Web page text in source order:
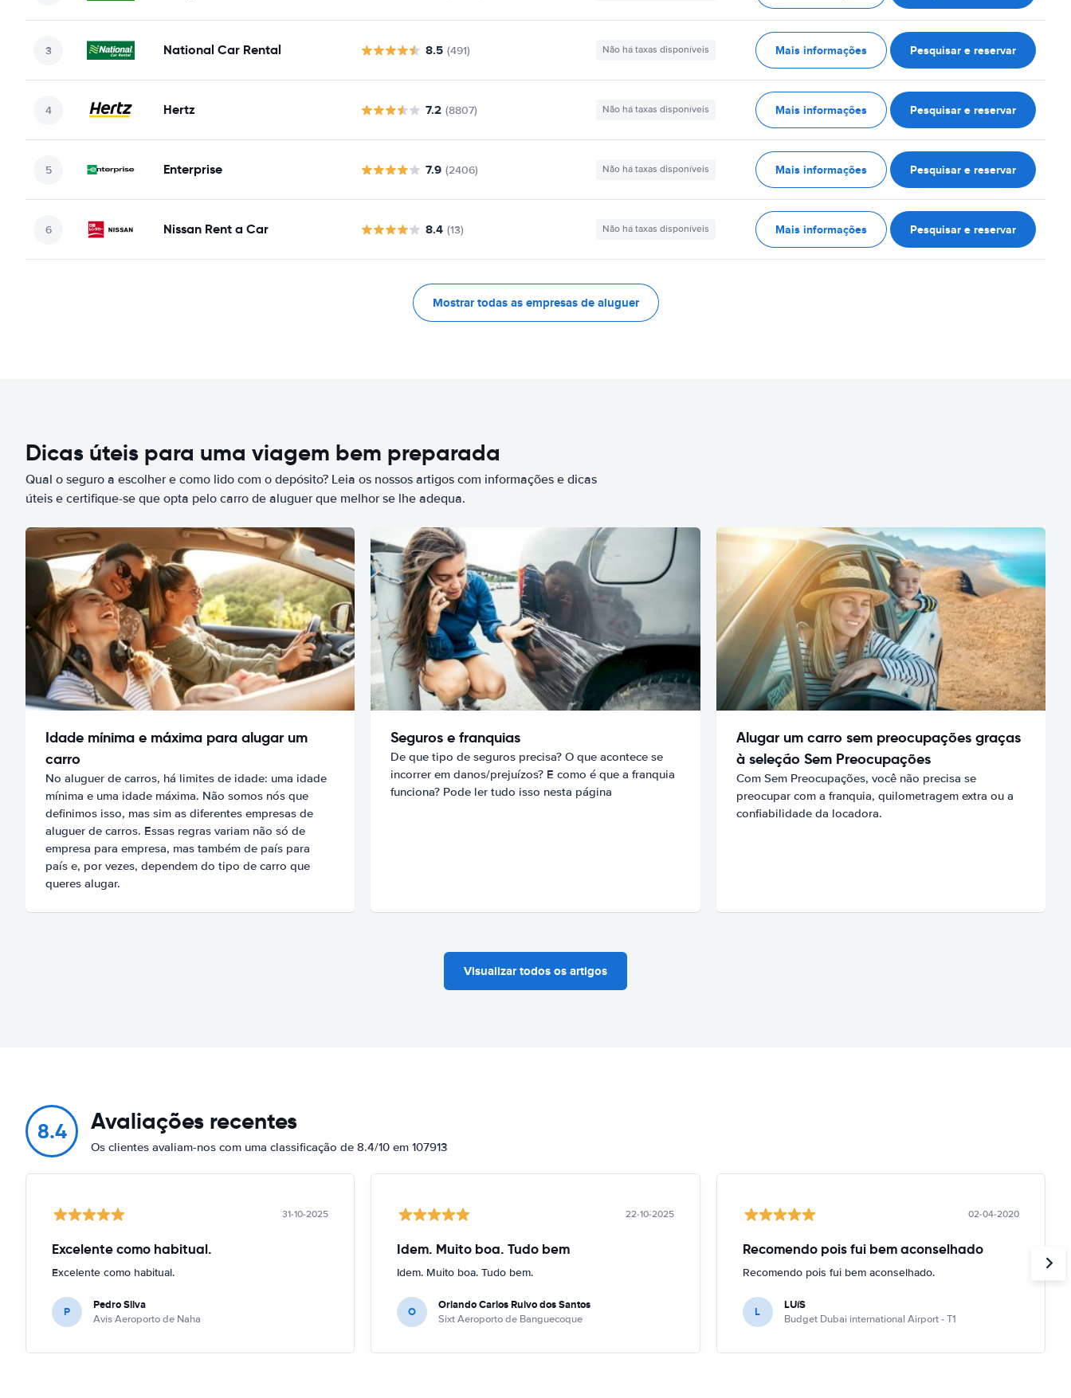
National Car Rental 8.5 (491) Não há taxas disponíveis Mais informações Pesquisar e reservar
Hertz 7.2 (8807) Não há taxas disponíveis Mais informações Pesquisar e reservar
Enterprise 7.9 (2406) Não há taxas disponíveis Mais informações Pesquisar e reservar
Nissan Rent a Car 8.4 (13) Não há taxas disponíveis Mais informações Pesquisar e reservar
Mostrar todas as empresas de aluguer
Dicas úteis para uma viagem bem preparada
Qual o seguro a escolher e como lido com o depósito? Leia os nossos artigos com informações e dicas
úteis e certifique-se que opta pelo carro de aluguer que melhor se lhe adequa.
Idade mínima e máxima para alugar um
carro
No aluguer de carros, há limites de idade: uma idade
mínima e uma idade máxima. Não somos nós que
definimos isso, mas sim as diferentes empresas de
aluguer de carros. Essas regras variam não só de
empresa para empresa, mas também de país para
país e, por vezes, dependem do tipo de carro que
queres alugar.
Seguros e franquias
De que tipo de seguros precisa? O que acontece se
incorrer em danos/prejuízos? E como é que a franquia
funciona? Pode ler tudo isso nesta página
Alugar um carro sem preocupações graças
à seleção Sem Preocupações
Com Sem Preocupações, você não precisa se
preocupar com a franquia, quilometragem extra ou a
confiabilidade da locadora.
Visualizar todos os artigos
8.4 Avaliações recentes
Os clientes avaliam-nos com uma classificação de 8.4/10 em 107913
31-10-2025
Excelente como habitual.
Excelente como habitual.
P Pedro Silva
Avis Aeroporto de Naha
22-10-2025
Idem. Muito boa. Tudo bem
Idem. Muito boa. Tudo bem.
O Orlando Carlos Ruivo dos Santos
Sixt Aeroporto de Banguecoque
02-04-2020
Recomendo pois fui bem aconselhado
Recomendo pois fui bem aconselhado.
L LUíS
Budget Dubai international Airport - T1